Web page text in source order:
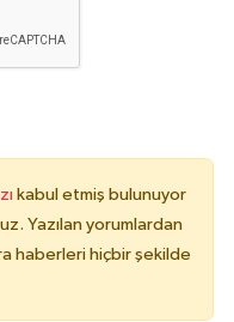
kabul etmiş bulunuyor
Yazılan yorumlardan
haberleri hiçbir şekilde